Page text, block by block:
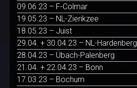
09.06.23 – F-Colmar
19.05.23 – NL-Zierikzee
18.05.23 – Juist
29.04. + 30.04.23 – NL-Hardenberg
28.04.23 – Übach-Palenberg
21.04. + 22.04.23 – Bonn
17.03.23 – Bochum